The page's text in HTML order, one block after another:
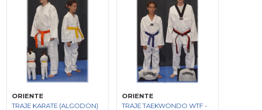
ORIENTE
TRAJE KARATE (ALGODON)
ORIENTE
TRAJE TAEKWONDO WTF -